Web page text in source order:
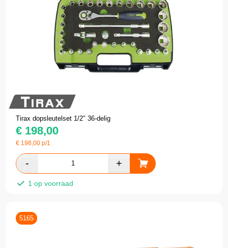
Tirax dopsleutelset 1/2″ 36-delig
€ 198,00
€ 198,00 p/1
1 op voorraad
5165